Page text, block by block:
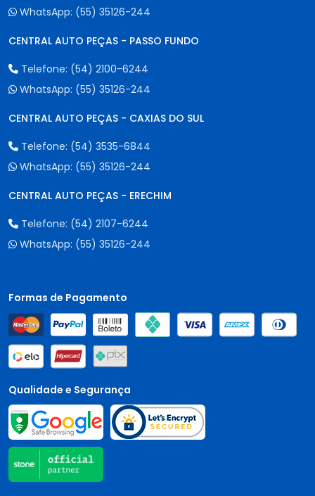
WhatsApp: (55) 35126-244
CENTRAL AUTO PEÇAS - PASSO FUNDO
Telefone: (54) 2100-6244
WhatsApp: (55) 35126-244
CENTRAL AUTO PEÇAS - CAXIAS DO SUL
Telefone: (54) 3535-6844
WhatsApp: (55) 35126-244
CENTRAL AUTO PEÇAS - ERECHIM
Telefone: (54) 2107-6244
WhatsApp: (55) 35126-244
Formas de Pagamento
Qualidade e Segurança